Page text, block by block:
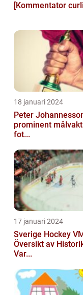
[Kommentator
18 januari 2024
Peter
prominent
fot...
17 januari 2024
Sverige Hockey
Översikt av
Var...